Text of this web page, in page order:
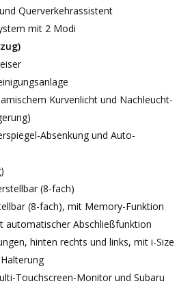
Querverkehrassistent
mit 2 Modi
Kurvenlicht und Nachleucht-
Absenkung und Auto-
(8-fach)
(8-fach), mit Memory-Funktion
automatischer Abschließfunktion
hinten rechts und links, mit i-Size
Touchscreen-Monitor und Subaru